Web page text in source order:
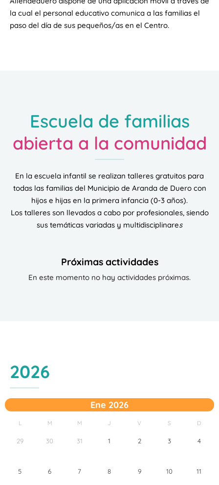
la cual el personal educativo comunica a las familias el
paso del día de sus pequeños/as en el Centro.
Escuela de familias
abierta a la comunidad
En la escuela infantil se realizan talleres gratuitos para
todas las familias del Municipio de Aranda de Duero con
hijos e hijas en la primera infancia (0-3 años).
Los talleres son llevados a cabo por profesionales, siendo
sus temáticas variadas y multidisciplinares
Próximas actividades
En este momento no hay actividades próximas.
2026
Ene 2026
L M M J V S D
29 30 31 1 2 3 4
5 6 7 8 9 10 11